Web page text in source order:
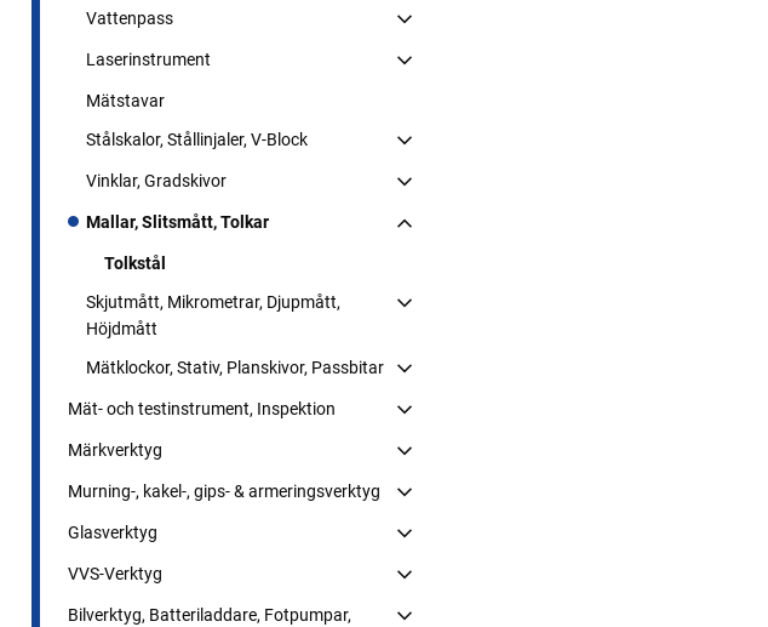
Vattenpass
Laserinstrument
Mätstavar
Stålskalor, Stållinjaler, V-Block
Vinklar, Gradskivor
Mallar, Slitsmått, Tolkar
Tolkstål
Skjutmått, Mikrometrar, Djupmått,
Höjdmått
Mätklockor, Stativ, Planskivor, Passbitar
Mät- och testinstrument, Inspektion
Märkverktyg
Murning-, kakel-, gips- & armeringsverktyg
Glasverktyg
VVS-Verktyg
Bilverktyg, Batteriladdare, Fotpumpar,